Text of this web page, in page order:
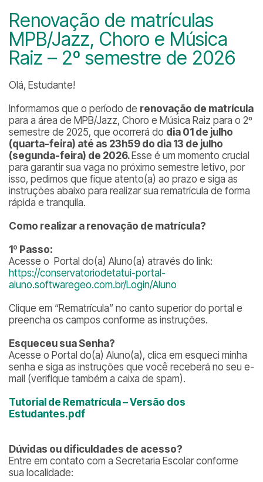
Renovação de matrículas
MPB/Jazz, Choro e Música
Raiz – 2º semestre de 2026
Olá, Estudante!
Informamos que o período de renovação de matrícula
para a área de MPB/Jazz, Choro e Música Raiz para o 2º
semestre de 2025, que ocorrerá do dia 01 de julho
(quarta-feira) até as 23h59 do dia 13 de julho
(segunda-feira) de 2026. Esse é um momento crucial
para garantir sua vaga no próximo semestre letivo, por
isso, pedimos que fique atento(a) ao prazo e siga as
instruções abaixo para realizar sua rematrícula de forma
rápida e tranquila.
Como realizar a renovação de matrícula?
1º Passo:
Acesse o Portal do(a) Aluno(a) através do link:
https://conservatoriodetatui-portal-
aluno.softwaregeo.com.br/Login/Aluno
Clique em “Rematrícula” no canto superior do portal e
preencha os campos conforme as instruções.
Esqueceu sua Senha?
Acesse o Portal do(a) Aluno(a), clica em esqueci minha
senha e siga as instruções que você receberá no seu e-
mail (verifique também a caixa de spam).
Tutorial de Rematrícula – Versão dos
Estudantes.pdf
Dúvidas ou dificuldades de acesso?
Entre em contato com a Secretaria Escolar conforme
sua localidade: